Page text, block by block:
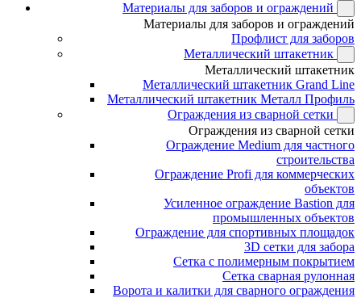
Материалы для заборов и ограждений
Материалы для заборов и ограждений
Профлист для заборов
Металлический штакетник
Металлический штакетник
Металлический штакетник Grand Line
Металлический штакетник Металл Профиль
Ограждения из сварной сетки
Ограждения из сварной сетки
Ограждение Medium для частного
строительства
Ограждение Profi для коммерческих
объектов
Усиленное ограждение Bastion для
промышленных объектов
Ограждение для спортивных площадок
3D сетки для забора
Сетка с полимерным покрытием
Сетка сварная рулонная
Ворота и калитки для сварного ограждения